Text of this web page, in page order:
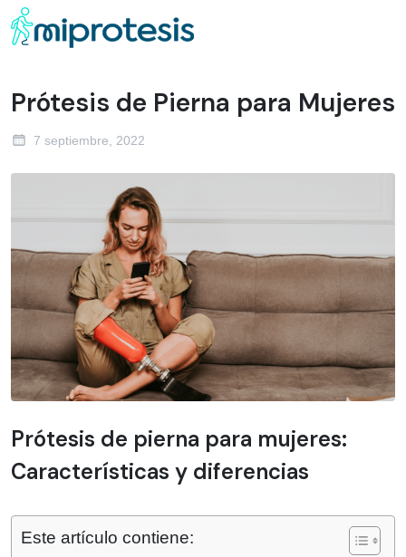
Prótesis de Pierna para Mujeres
7 septiembre, 2022
Prótesis de pierna para mujeres:
Características y diferencias
Este artículo contiene: